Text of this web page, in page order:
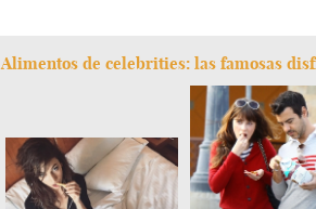
Alimentos de celebrities: las famosas